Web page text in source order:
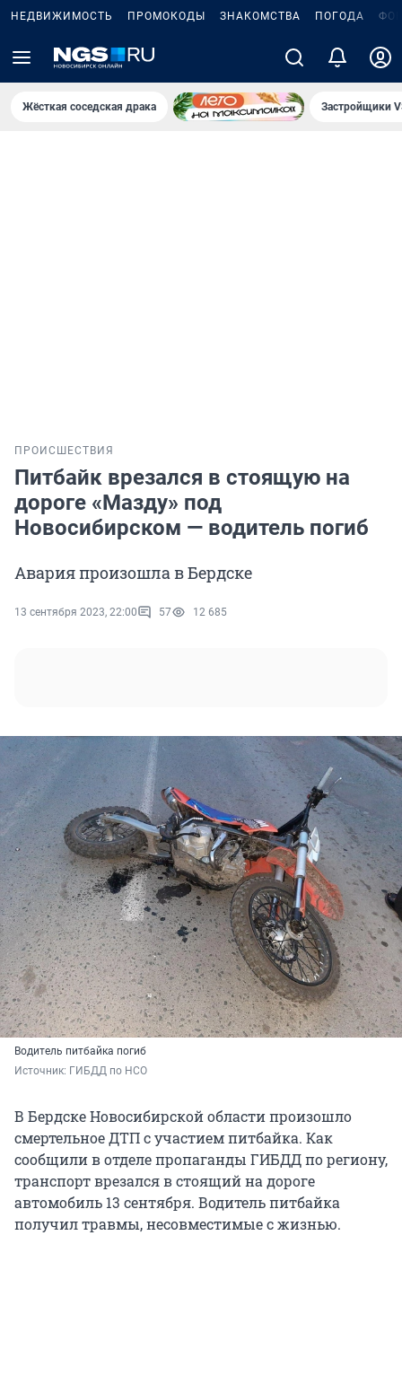
НЕДВИЖИМОСТЬ ПРОМОКОДЫ ЗНАКОМСТВА ПОГОДА
Жёсткая соседская драка Застройщики
ПРОИСШЕСТВИЯ
Питбайк врезался в стоящую на
дороге «Мазду» под
Новосибирском — водитель погиб
Авария произошла в Бердске
13 сентября 2023, 22:00 57 12 685
Водитель питбайка погиб
Источник: ГИБДД по НСО
В Бердске Новосибирской области произошло
смертельное ДТП с участием питбайка. Как
сообщили в отделе пропаганды ГИБДД по региону,
транспорт врезался в стоящий на дороге
автомобиль 13 сентября. Водитель питбайка
получил травмы, несовместимые с жизнью.